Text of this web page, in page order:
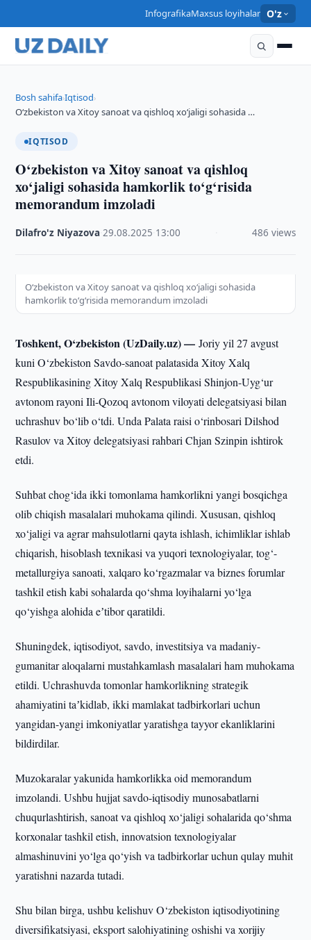
InfografikaMaxsus loyihalar O'z
Bosh sahifa›Iqtisod›
O‘zbekiston va Xitoy sanoat va qishloq xo‘jaligi sohasida …
IQTISOD
O‘zbekiston va Xitoy sanoat va qishloq
xo‘jaligi sohasida hamkorlik to‘g‘risida
memorandum imzoladi
Dilafro'z Niyazova ·29.08.2025 13:00 486 views
O‘zbekiston va Xitoy sanoat va qishloq xo‘jaligi sohasida
hamkorlik to‘g‘risida memorandum imzoladi
Toshkent, O‘zbekiston (UzDaily.uz) —Joriy yil 27 avgust
kuni O‘zbekiston Savdo-sanoat palatasida Xitoy Xalq
Respublikasining Xitoy Xalq Respublikasi Shinjon-Uyg‘ur
avtonom rayoni Ili-Qozoq avtonom viloyati delegatsiyasi bilan
uchrashuv bo‘lib o‘tdi. Unda Palata raisi o‘rinbosari Dilshod
Rasulov va Xitoy delegatsiyasi rahbari Chjan Szinpin ishtirok
etdi.
Suhbat chog‘ida ikki tomonlama hamkorlikni yangi bosqichga
olib chiqish masalalari muhokama qilindi. Xususan, qishloq
xo‘jaligi va agrar mahsulotlarni qayta ishlash, ichimliklar ishlab
chiqarish, hisoblash texnikasi va yuqori texnologiyalar, tog‘-
metallurgiya sanoati, xalqaro ko‘rgazmalar va biznes forumlar
tashkil etish kabi sohalarda qo‘shma loyihalarni yo‘lga
qo‘yishga alohida eʼtibor qaratildi.
Shuningdek, iqtisodiyot, savdo, investitsiya va madaniy-
gumanitar aloqalarni mustahkamlash masalalari ham muhokama
etildi. Uchrashuvda tomonlar hamkorlikning strategik
ahamiyatini taʼkidlab, ikki mamlakat tadbirkorlari uchun
yangidan-yangi imkoniyatlar yaratishga tayyor ekanliklarini
bildirdilar.
Muzokaralar yakunida hamkorlikka oid memorandum
imzolandi. Ushbu hujjat savdo-iqtisodiy munosabatlarni
chuqurlashtirish, sanoat va qishloq xo‘jaligi sohalarida qo‘shma
korxonalar tashkil etish, innovatsion texnologiyalar
almashinuvini yo‘lga qo‘yish va tadbirkorlar uchun qulay muhit
yaratishni nazarda tutadi.
Shu bilan birga, ushbu kelishuv O‘zbekiston iqtisodiyotining
diversifikatsiyasi, eksport salohiyatining oshishi va xorijiy